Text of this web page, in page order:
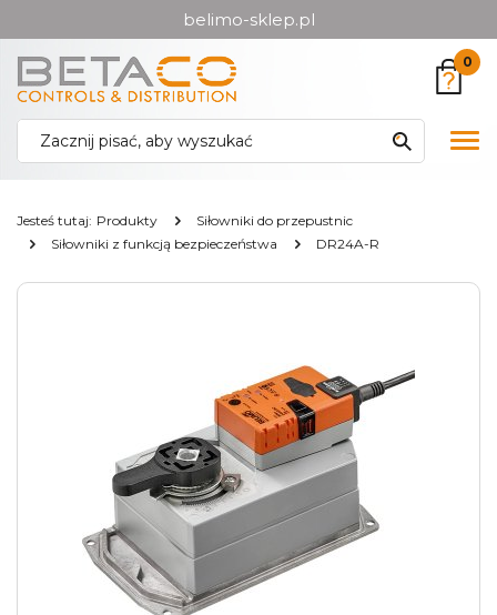
do menu
głównego
do
menu
w
stopce
belimo-sklep.pl
0
Jesteś tutaj: Produkty
Siłowniki do przepustnic
Siłowniki z funkcją bezpieczeństwa
DR24A-R